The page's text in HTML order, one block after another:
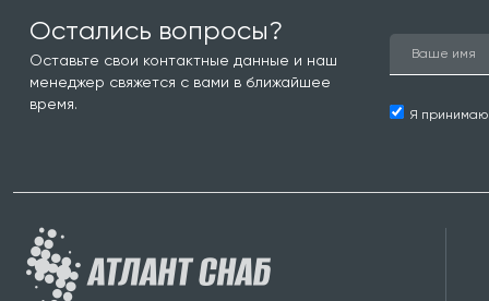
Остались вопросы?
Оставьте свои контактные данные и наш
менеджер свяжется с вами в ближайшее
время.
Я принимаю